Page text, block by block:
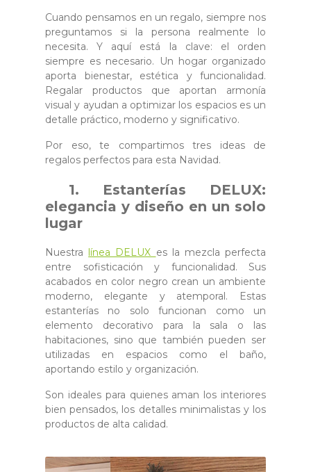
Cuando pensamos en un regalo, siempre nos
preguntamos si la persona realmente lo
necesita. Y aquí está la clave: el orden
siempre es necesario. Un hogar organizado
aporta bienestar, estética y funcionalidad.
Regalar productos que aportan armonía
visual y ayudan a optimizar los espacios es un
detalle práctico, moderno y significativo.
Por eso, te compartimos tres ideas de
regalos perfectos para esta Navidad.
1. Estanterías DELUX:
elegancia y diseño en un solo
lugar
Nuestra línea DELUX es la mezcla perfecta
entre sofisticación y funcionalidad. Sus
acabados en color negro crean un ambiente
moderno, elegante y atemporal. Estas
estanterías no solo funcionan como un
elemento decorativo para la sala o las
habitaciones, sino que también pueden ser
utilizadas en espacios como el baño,
aportando estilo y organización.
Son ideales para quienes aman los interiores
bien pensados, los detalles minimalistas y los
productos de alta calidad.